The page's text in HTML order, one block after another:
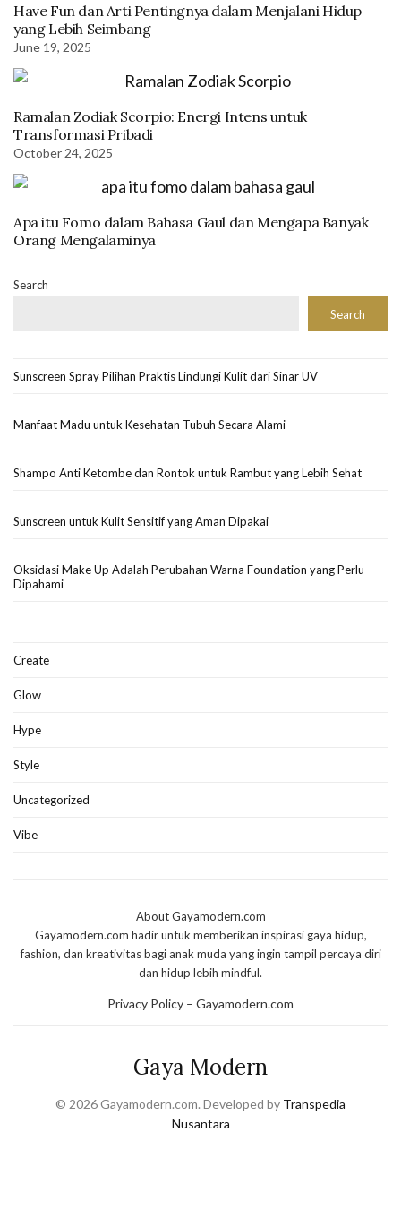
Have Fun dan Arti Pentingnya dalam Menjalani Hidup
yang Lebih Seimbang
June 19, 2025
Ramalan Zodiak Scorpio: Energi Intens untuk
Transformasi Pribadi
October 24, 2025
Apa itu Fomo dalam Bahasa Gaul dan Mengapa Banyak
Orang Mengalaminya
Search
Search
Sunscreen Spray Pilihan Praktis Lindungi Kulit dari Sinar UV
Manfaat Madu untuk Kesehatan Tubuh Secara Alami
Shampo Anti Ketombe dan Rontok untuk Rambut yang Lebih Sehat
Sunscreen untuk Kulit Sensitif yang Aman Dipakai
Oksidasi Make Up Adalah Perubahan Warna Foundation yang Perlu
Dipahami
Create
Glow
Hype
Style
Uncategorized
Vibe
About Gayamodern.com
Gayamodern.com hadir untuk memberikan inspirasi gaya hidup,
fashion, dan kreativitas bagi anak muda yang ingin tampil percaya diri
dan hidup lebih mindful.
Privacy Policy – Gayamodern.com
Gaya Modern
© 2026 Gayamodern.com. Developed by Transpedia
Nusantara